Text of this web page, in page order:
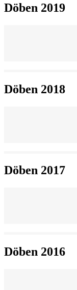
Döben 2019
Döben 2018
Döben 2017
Döben 2016